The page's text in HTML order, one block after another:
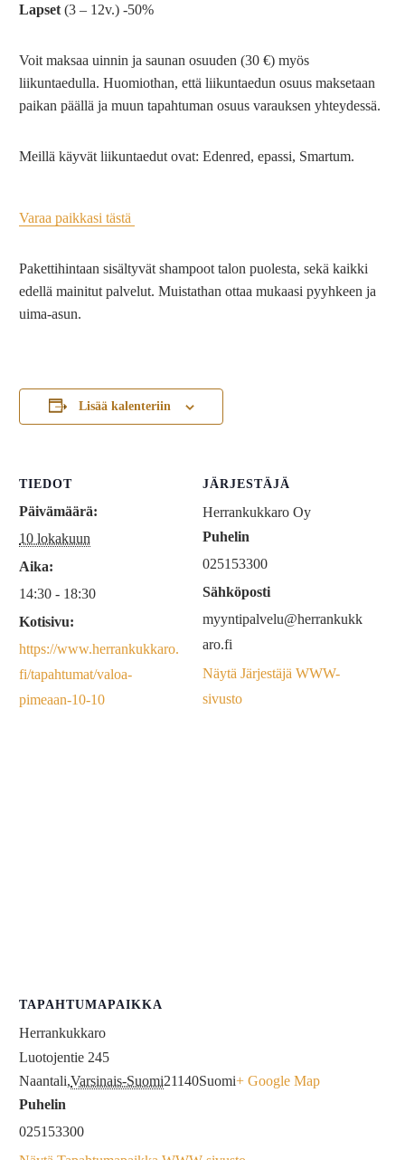
Lapset (3 – 12v.) -50%
Voit maksaa uinnin ja saunan osuuden (30 €) myös
liikuntaedulla. Huomiothan, että liikuntaedun osuus maksetaan
paikan päällä ja muun tapahtuman osuus varauksen yhteydessä.
Meillä käyvät liikuntaedut ovat: Edenred, epassi, Smartum.
Varaa paikkasi tästä
Pakettihintaan sisältyvät shampoot talon puolesta, sekä kaikki
edellä mainitut palvelut. Muistathan ottaa mukaasi pyyhkeen ja
uima-asun.
Lisää kalenteriin
TIEDOT
Päivämäärä:
10 lokakuun
Aika:
14:30 - 18:30
Kotisivu:
https://www.herrankukkaro.
fi/tapahtumat/valoa-
pimeaan-10-10
JÄRJESTÄJÄ
Herrankukkaro Oy
Puhelin
025153300
Sähköposti
myyntipalvelu@herrankukk
aro.fi
Näytä Järjestäjä WWW-
sivusto
TAPAHTUMAPAIKKA
Herrankukkaro
Luotojentie 245
Naantali,Varsinais-Suomi21140Suomi+ Google Map
Puhelin
025153300